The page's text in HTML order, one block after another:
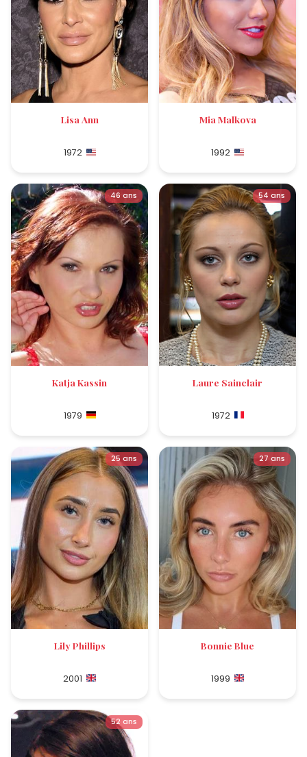
Lisa Ann
1972
Mia Malkova
1992
46 ans
Katja Kassin
1979
54 ans
Laure Sainclair
1972
25 ans
Lily Phillips
2001
27 ans
Bonnie Blue
1999
52 ans